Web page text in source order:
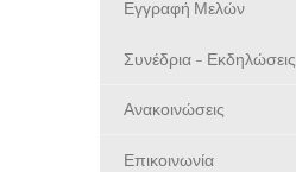
Εγγραφή Μελών
Συνέδρια - Εκδηλώσεις
Ανακοινώσεις
Επικοινωνία